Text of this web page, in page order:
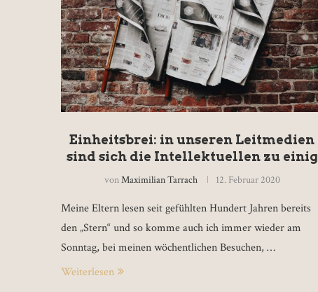
Einheitsbrei: in unseren Leitmedien
sind sich die Intellektuellen zu einig
vonMaximilian Tarrach 12. Februar 2020
Meine Eltern lesen seit gefühlten Hundert Jahren bereits
den „Stern“ und so komme auch ich immer wieder am
Sonntag, bei meinen wöchentlichen Besuchen, …
Weiterlesen